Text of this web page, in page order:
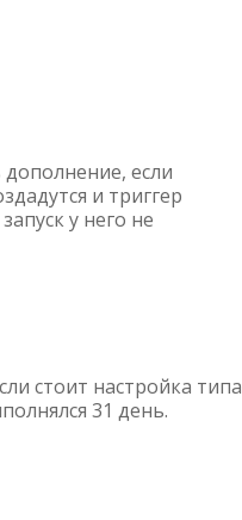
если
и триггер
у него не
стоит настройка типа
31 день.